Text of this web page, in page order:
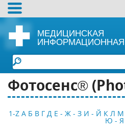
МЕДИЦИНСКАЯ
ИНФОРМАЦИОННАЯ
Фотосенс®
1-Z А Б В Г Д Е - Ж - З И - Й К Л М
Ю - Я